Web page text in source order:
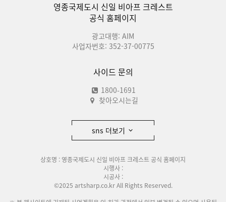
영종국제도시 신일 비아프 크레스트
공식 홈페이지
광고대행: AIM
사업자번호: 352-37-00775
사이드 문의
1800-1691
찾아오시는길
sns 더보기
상호명 : 영종국제도시 신일 비아프 크레스트 공식 홈페이지
시행사 :
시공사 :
©2025 artsharp.co.kr All Rights Reserved.